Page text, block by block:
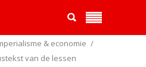
& economie
van de lessen